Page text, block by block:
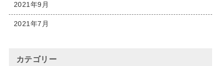
2021年9月
2021年7月
カテゴリー